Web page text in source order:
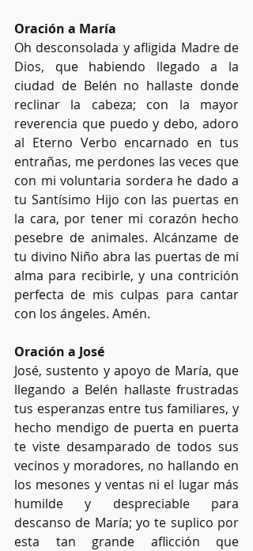
Oración a María
Oh desconsolada y afligida Madre de
Dios, que habiendo llegado a la
ciudad de Belén no hallaste donde
reclinar la cabeza; con la mayor
reverencia que puedo y debo, adoro
al Eterno Verbo encarnado en tus
entrañas, me perdones las veces que
con mi voluntaria sordera he dado a
tu Santísimo Hijo con las puertas en
la cara, por tener mi corazón hecho
pesebre de animales. Alcánzame de
tu divino Niño abra las puertas de mi
alma para recibirle, y una contrición
perfecta de mis culpas para cantar
con los ángeles. Amén.
Oración a José
José, sustento y apoyo de María, que
llegando a Belén hallaste frustradas
tus esperanzas entre tus familiares, y
hecho mendigo de puerta en puerta
te viste desamparado de todos sus
vecinos y moradores, no hallando en
los mesones y ventas ni el lugar más
humilde y despreciable para
descanso de María; yo te suplico por
esta tan grande aflicción que